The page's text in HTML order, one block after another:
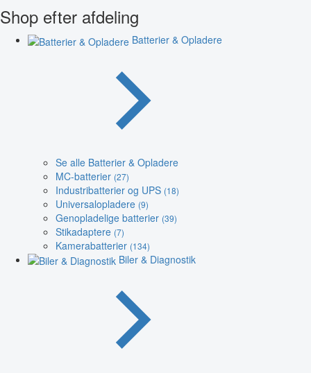
Shop efter afdeling
Batterier & Opladere
Se alle Batterier & Opladere
MC-batterier (27)
Industribatterier og UPS (18)
Universalopladere (9)
Genopladelige batterier (39)
Stikadaptere (7)
Kamerabatterier (134)
Biler & Diagnostik